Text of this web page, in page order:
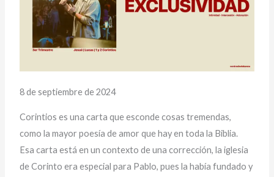
8 de septiembre de 2024
Corintios es una carta que esconde cosas tremendas,
como la mayor poesía de amor que hay en toda la Biblia.
Esa carta está en un contexto de una corrección, la iglesia
de Corinto era especial para Pablo, pues la había fundado y